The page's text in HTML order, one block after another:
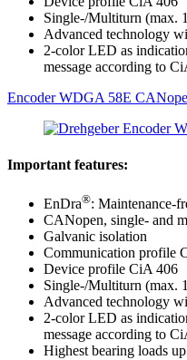
Single-/Multiturn (max.
Advanced technology
2-color LED as
message according to
Encoder WDGA 58E
Important features:
EnDra®: Maintenance-
CANopen, single- and
Galvanic isolation
Communication profile
Device profile CiA 406
Single-/Multiturn (max.
Advanced technology
2-color LED as
message according to
Highest bearing loads